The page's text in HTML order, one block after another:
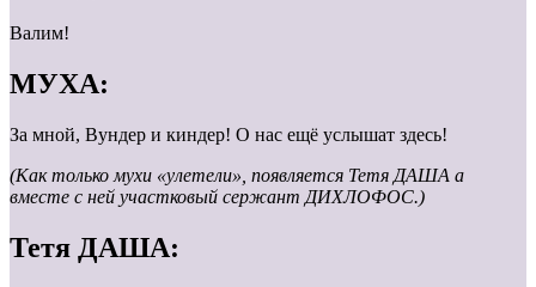
Валим!
МУХА:
За мной, Вундер и киндер! О нас ещё услышат здесь!
(Как только мухи «улетели», появляется Тетя ДАША а
вместе с ней участковый сержант ДИХЛОФОС.)
Тетя ДАША: